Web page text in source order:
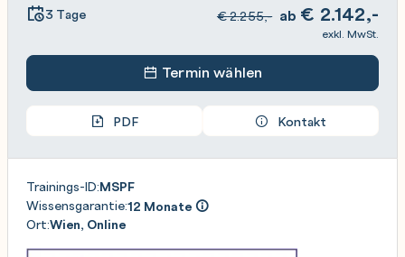
3 Tage €2.255,- ab € 2.142,-
exkl. MwSt.
Termin wählen
PDF Kontakt
Trainings-ID:MSPF
Wissensgarantie:12 Monate
Ort:Wien, Online